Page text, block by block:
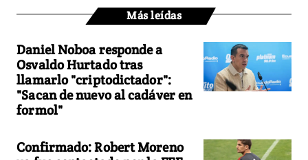
Más leídas
Daniel Noboa responde a
Osvaldo Hurtado tras
llamarlo "criptodictador":
"Sacan de nuevo al cadáver en
formol"
Confirmado: Robert Moreno